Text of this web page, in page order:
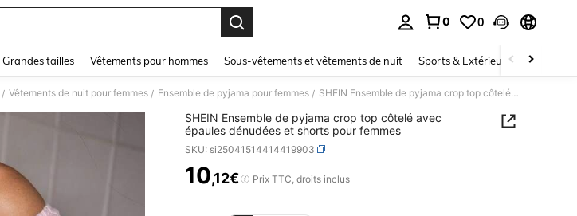
0 0
Grandes tailles Vêtements pour hommes Sous-vêtements et vêtements de nuit Sports & Extérieur Enfants
/ Vêtements de nuit pour femmes / Ensemble de pyjama pour femmes / SHEIN Ensemble de pyjama crop top côtelé avec épaules dénudées et shorts pour femmes
SHEIN Ensemble de pyjama crop top côtelé avec
épaules dénudées et shorts pour femmes
SKU: si25041514414419903
PRICE AND AVAILABILITY
10,12€ Prix TTC, droits inclus